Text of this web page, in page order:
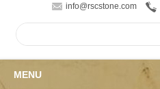
info@rscstone.com
MENU